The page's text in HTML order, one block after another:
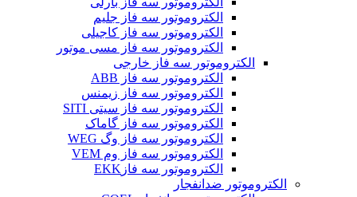
الکتروموتور سه فاز جلیم
الکتروموتور سه فاز کاجیلی
الکتروموتور سه فاز مسی موتور
الکتروموتور سه فاز خارجی
الکتروموتور سه فاز ABB
الکتروموتور سه فاز زیمنس
الکتروموتور سه فاز سیتی SITI
الکتروموتور سه فاز گاماک
الکتروموتور سه فاز وگ WEG
الکتروموتور سه فاز وم VEM
الکتروموتور سه فازEKK
الکتروموتور ضدانفجار